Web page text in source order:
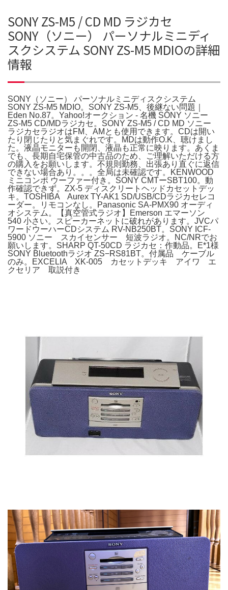
SONY ZS-M5 / CD MD ラジカセ
SONY（ソニー） パーソナルミニディ
スクシステム SONY ZS-M5 MDIOの詳細
情報
SONY（ソニー） パーソナルミニディスクシステム
SONY ZS-M5 MDIO。SONY ZS-M5、後継ない問題｜
Eden No.87。Yahoo!オークション - 名機 SONY ソニー
ZS-M5 CD/MDラジカセ。SONY ZS-M5 / CD MD ソニー
ラジカセラジオはFM、AMとも使用できます。CDは開い
たり閉じたりと気まぐれです。MDは動作O.K、聴けまし
た。液晶モニターも開閉、液晶も正常に映ります。あくま
でも、長期自宅保管の中古品のため、ご理解いただける方
の購入をお願いします。不規則勤務、出張あり直ぐに返信
できない場合あり。。。全局は未確認です。KENWOOD
ミニコンポ ウーファー付き。SONY CMTーSBT100。動
作確認できず。ZX-5 ディスクリートヘッドカセットデッ
キ。TOSHIBA Aurex TY-AK1 SD/USB/CDラジカセレコ
ーダー。リモコンなし。Panasonic SA-PMX90 オーディ
オシステム。【真空管式ラジオ】Emerson エマーソン
540 小さい。スピーカーネットに破れがあります。JVCパ
ワードウーハーCDシステム RV-NB250BT。SONY ICF-
5900 ソニー スカイセンサー 短波ラジオ。NC/NRでお
願いします。SHARP QT-50CD ラジカセ：作動品。E*1様
SONY Bluetoothラジオ ZS−RS81BT。付属品 ケーブル
のみ。EXCELIA XK-005 カセットデッキ アイワ エ
クセリア 取説付き